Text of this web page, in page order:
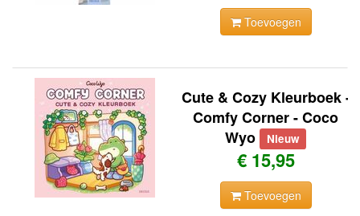
Toevoegen
Cute & Cozy Kleurboek -
Comfy Corner - Coco
Wyo Nieuw
€ 15,95
Toevoegen